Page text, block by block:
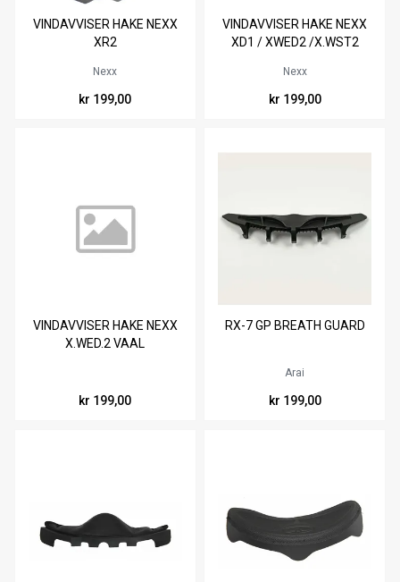
VINDAVVISER HAKE NEXX
XR2
Nexx
kr 199,00
VINDAVVISER HAKE NEXX
XD1 / XWED2 /X.WST2
Nexx
kr 199,00
VINDAVVISER HAKE NEXX
X.WED.2 VAAL
kr 199,00
RX-7 GP BREATH GUARD
Arai
kr 199,00